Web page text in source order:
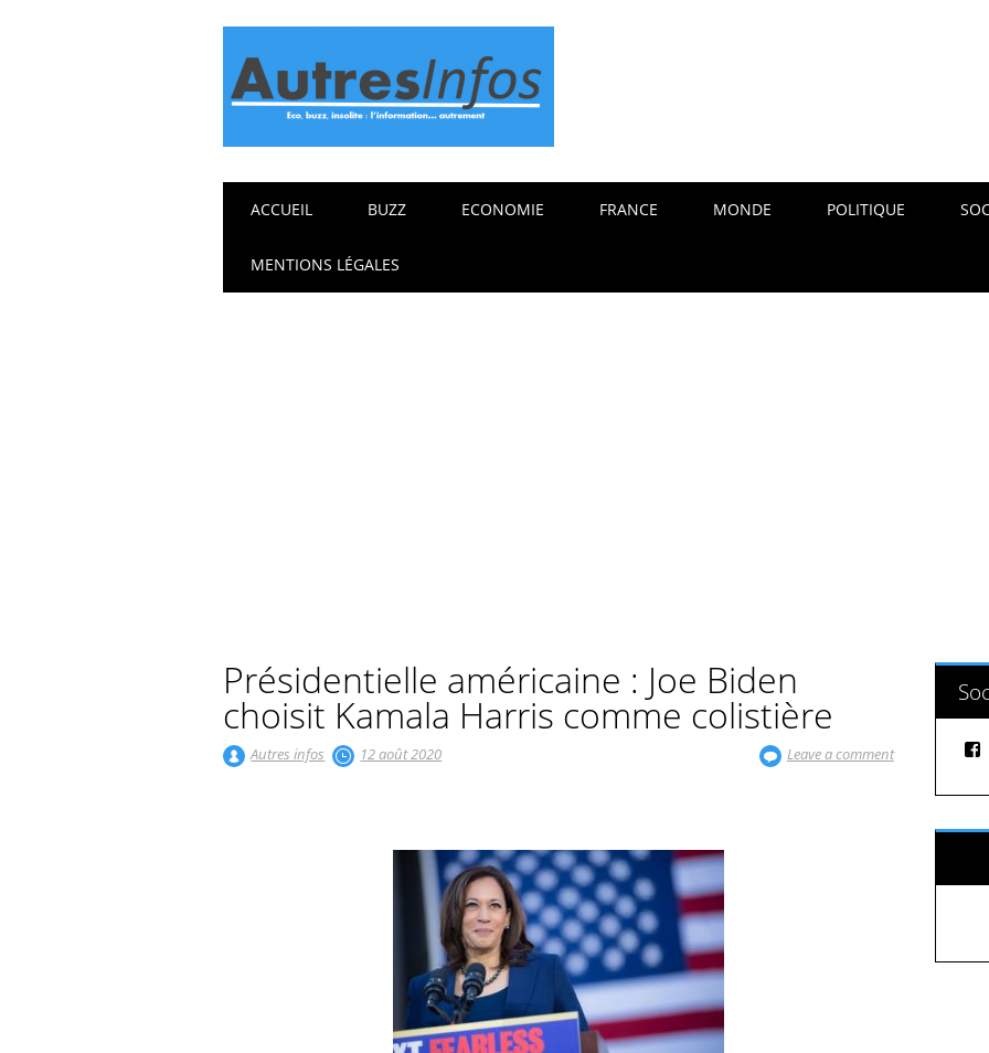
Main menu
ACCUEIL BUZZ ECONOMIE FRANCE MONDE POLITIQUE
MENTIONS LÉGALES
Présidentielle américaine : Joe Biden
choisit Kamala Harris comme colistière
Autres infos 12 août 2020 Leave a comment